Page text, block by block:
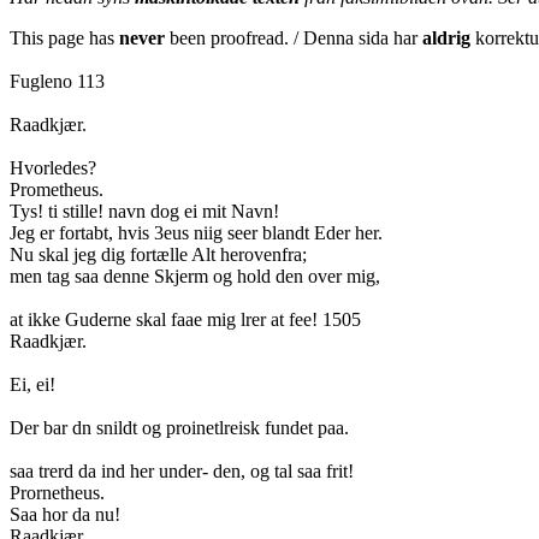
This page has never been proofread. / Denna sida haraldrig
Fugleno 113
Raadkjær.
Hvorledes?
Prometheus.
Tys! ti stille! navn dog ei mit Navn!
Jeg er fortabt, hvis 3eus niig seer blandt Eder her.
Nu skal jeg dig fortælle Alt herovenfra;
men tag saa denne Skjerm og hold den over mig,
at ikke Guderne skal faae mig lrer at fee! 1505
Raadkjær.
Ei, ei!
Der bar dn snildt og proinetlreisk fundet paa.
saa trerd da ind her under- den, og tal saa frit!
Prornetheus.
Saa hor da nu!